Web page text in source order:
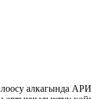
алкагында